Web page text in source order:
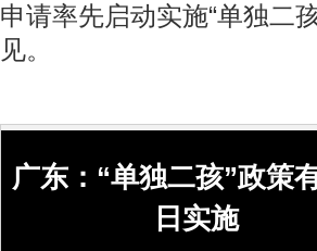
申请率先启动实施“单独二
见。
广东：“单独二孩”政策
日实施